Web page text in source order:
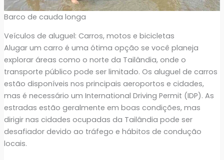
Barco de cauda longa
Veículos de aluguel: Carros, motos e bicicletas
Alugar um carro é uma ótima opção se você planeja
explorar áreas como o norte da Tailândia, onde o
transporte público pode ser limitado. Os aluguel de carros
estão disponíveis nos principais aeroportos e cidades,
mas é necessário um International Driving Permit (IDP). As
estradas estão geralmente em boas condições, mas
dirigir nas cidades ocupadas da Tailândia pode ser
desafiador devido ao tráfego e hábitos de condução
locais.